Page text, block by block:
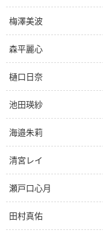
梅澤美波
森平麗心
樋口日奈
池田瑛紗
海邉朱莉
清宮レイ
瀬戸口心月
田村真佑